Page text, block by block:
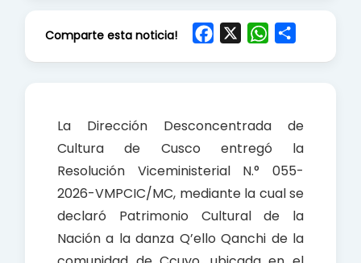
Comparte esta noticia!
k
W
p
p
La Dirección Desconcentrada de
Cultura de Cusco entregó la
Resolución Viceministerial N.° 055-
2026-VMPCIC/MC, mediante la cual se
declaró Patrimonio Cultural de la
Nación a la danza Q’ello Qanchi de la